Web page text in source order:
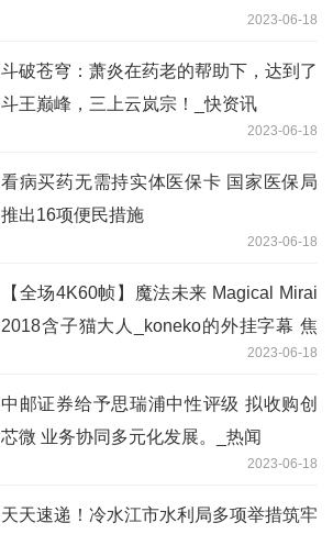
2023-06-18
斗破苍穹：萧炎在药老的帮助下，达到了
斗王巅峰，三上云岚宗！_快资讯
2023-06-18
看病买药无需持实体医保卡 国家医保局
推出16项便民措施
2023-06-18
【全场4K60帧】魔法未来 Magical Mirai
2018含子猫大人_koneko的外挂字幕 焦
2023-06-18
中邮证券给予思瑞浦中性评级 拟收购创
芯微 业务协同多元化发展。_热闻
2023-06-18
天天速递！冷水江市水利局多项举措筑牢